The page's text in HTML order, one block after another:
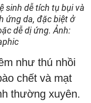
sinh dễ tích tụ bụi và
ứng da, đặc biệt ở
dễ dị ứng. Ảnh:
như thú nhồi
chết và mạt
thường xuyên.